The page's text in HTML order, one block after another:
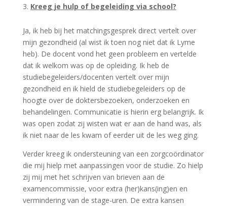
Kreeg je hulp of begeleiding via school?
Ja, ik heb bij het matchingsgesprek direct vertelt over
mijn gezondheid (al wist ik toen nog niet dat ik Lyme
heb). De docent vond het geen probleem en vertelde
dat ik welkom was op de opleiding. Ik heb de
studiebegeleiders/docenten vertelt over mijn
gezondheid en ik hield de studiebegeleiders op de
hoogte over de doktersbezoeken, onderzoeken en
behandelingen. Communicatie is hierin erg belangrijk. Ik
was open zodat zij wisten wat er aan de hand was, als
ik niet naar de les kwam of eerder uit de les weg ging.
Verder kreeg ik ondersteuning van een zorgcoördinator
die mij hielp met aanpassingen voor de studie. Zo hielp
zij mij met het schrijven van brieven aan de
examencommissie, voor extra (her)kans(ing)en en
vermindering van de stage-uren. De extra kansen